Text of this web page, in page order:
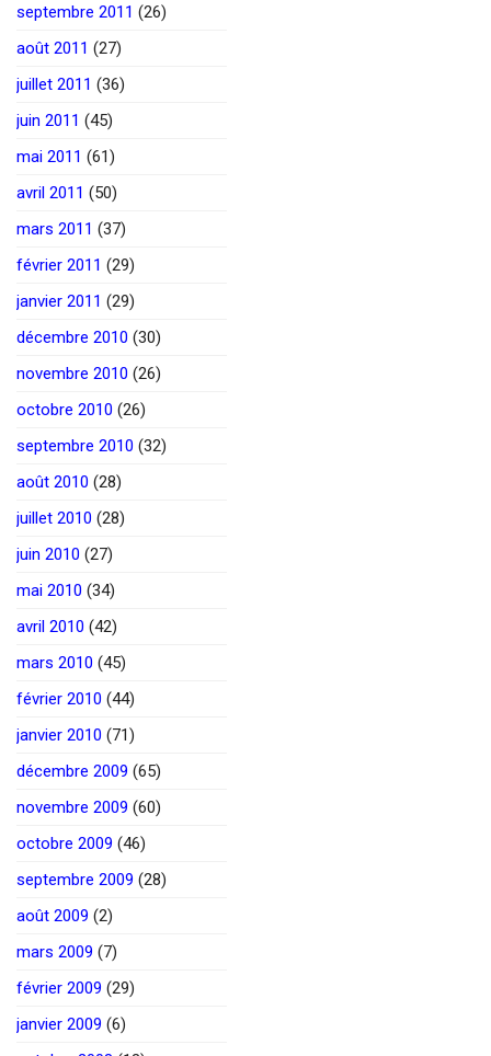
septembre 2011 (26)
août 2011 (27)
juillet 2011 (36)
juin 2011 (45)
mai 2011 (61)
avril 2011 (50)
mars 2011 (37)
février 2011 (29)
janvier 2011 (29)
décembre 2010 (30)
novembre 2010 (26)
octobre 2010 (26)
septembre 2010 (32)
août 2010 (28)
juillet 2010 (28)
juin 2010 (27)
mai 2010 (34)
avril 2010 (42)
mars 2010 (45)
février 2010 (44)
janvier 2010 (71)
décembre 2009 (65)
novembre 2009 (60)
octobre 2009 (46)
septembre 2009 (28)
août 2009 (2)
mars 2009 (7)
février 2009 (29)
janvier 2009 (6)